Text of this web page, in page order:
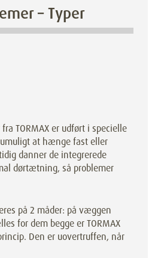
– Typer
TORMAX er udført i specielle
at hænge fast eller
danner de integrerede
dørtætning, så problemer
på 2 måder: på væggen
for dem begge er TORMAX
Den er uovertruffen, når